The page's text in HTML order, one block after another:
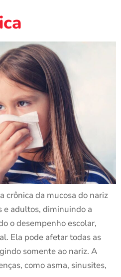
crônica da mucosa do nariz
e adultos, diminuindo a
o desempenho escolar,
Ela pode afetar todas as
somente ao nariz. A
como asma, sinusites,